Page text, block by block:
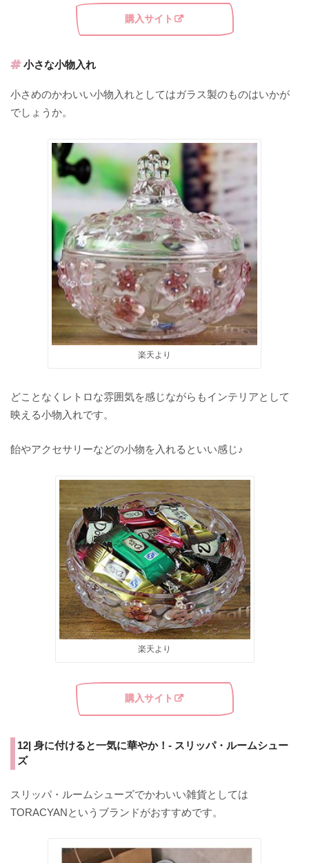
購入サイト
小さな小物入れ
小さめのかわいい小物入れとしてはガラス製のものはいかが
でしょうか。
楽天より
どことなくレトロな雰囲気を感じながらもインテリアとして
映える小物入れです。
飴やアクセサリーなどの小物を入れるといい感じ♪
楽天より
購入サイト
12| 身に付けると一気に華やか！- スリッパ・ルームシュー
ズ
スリッパ・ルームシューズでかわいい雑貨としては
TORACYANというブランドがおすすめです。